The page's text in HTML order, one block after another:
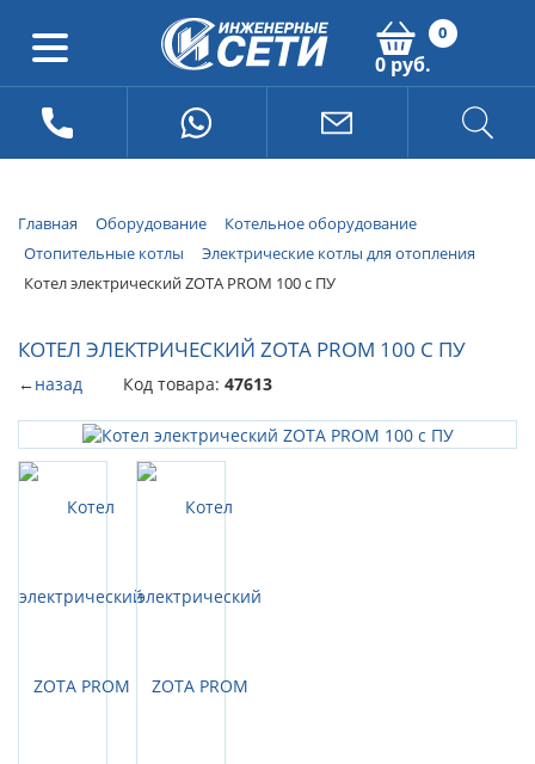
0
0 руб.
Главная Оборудование
Котельное оборудование
Отопительные котлы
Электрические котлы для отопления
Котел электрический ZOTA PROM 100 с ПУ
КОТЕЛ ЭЛЕКТРИЧЕСКИЙ ZOTA PROM 100 С ПУ
←назад Код товара: 47613